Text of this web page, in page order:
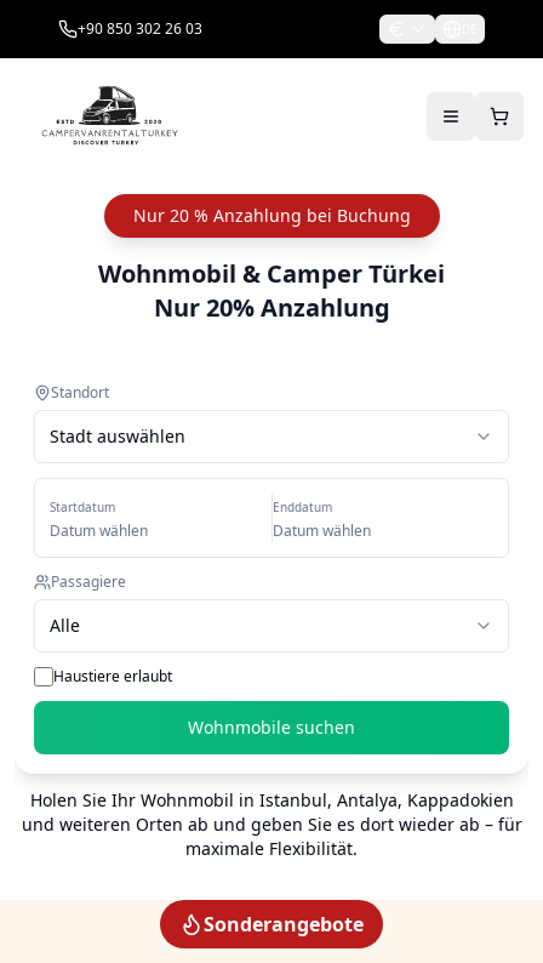
+90 850 302 26 03
Nur 20 % Anzahlung bei Buchung
Wohnmobil & Camper Türkei
Nur 20% Anzahlung
Standort
Stadt auswählen
Startdatum
Datum wählen
Enddatum
Datum wählen
Passagiere
Alle
Haustiere erlaubt
Wohnmobile suchen
Holen Sie Ihr Wohnmobil in Istanbul, Antalya, Kappadokien
und weiteren Orten ab und geben Sie es dort wieder ab – für
maximale Flexibilität.
Sonderangebote